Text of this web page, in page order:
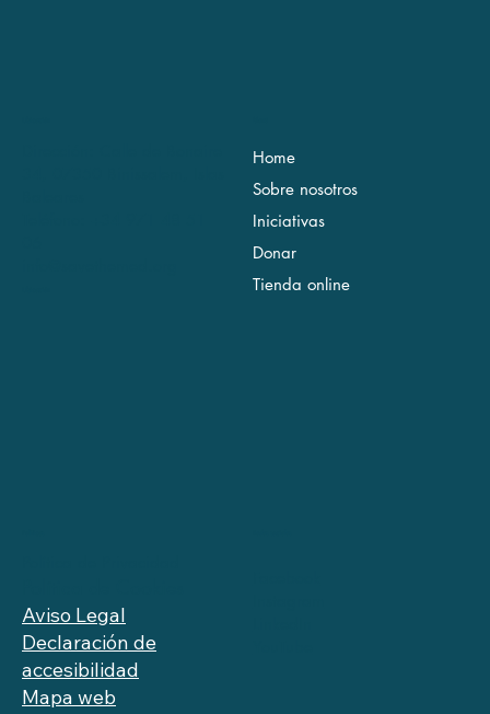
Home
Sobre nosotros
Iniciativas
Donar
Tienda online
Aviso Legal
Declaración de
accesibilidad
Mapa web